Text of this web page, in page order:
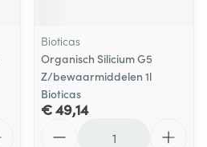
Bioticas
Organisch Silicium G5
Z/bewaarmiddelen 1l
Bioticas
€ 49,14